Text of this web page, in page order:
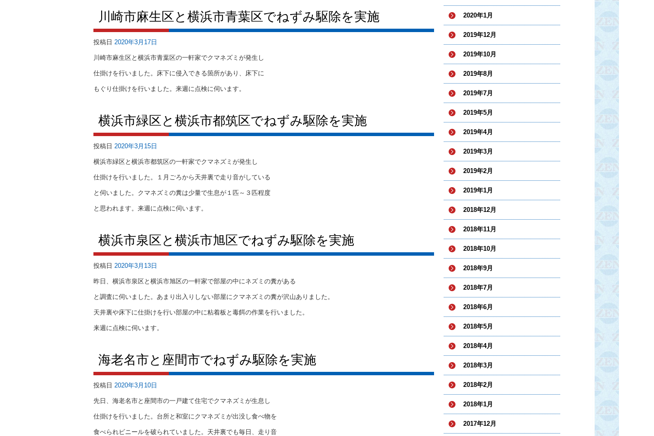
川崎市麻生区と横浜市青葉区でねずみ駆除を実施
投稿日 2020年3月17日
川崎市麻生区と横浜市青葉区の一軒家でクマネズミが発生し
仕掛けを行いました。床下に侵入できる箇所があり、床下に
もぐり仕掛けを行いました。来週に点検に伺います。
横浜市緑区と横浜市都筑区でねずみ駆除を実施
投稿日 2020年3月15日
横浜市緑区と横浜市都筑区の一軒家でクマネズミが発生し
仕掛けを行いました。１月ごろから天井裏で走り音がしている
と伺いました。クマネズミの糞は少量で生息が１匹～３匹程度
と思われます。来週に点検に伺います。
横浜市泉区と横浜市旭区でねずみ駆除を実施
投稿日 2020年3月13日
昨日、横浜市泉区と横浜市旭区の一軒家で部屋の中にネズミの糞がある
と調査に伺いました。あまり出入りしない部屋にクマネズミの糞が沢山ありました。
天井裏や床下に仕掛けを行い部屋の中に粘着板と毒餌の作業を行いました。
来週に点検に伺います。
海老名市と座間市でねずみ駆除を実施
投稿日 2020年3月10日
先日、海老名市と座間市の一戸建て住宅でクマネズミが生息し
仕掛けを行いました。台所と和室にクマネズミが出没し食べ物を
食べられビニールを破られていました。天井裏でも毎日、走り音
2020年1月
2019年12月
2019年10月
2019年8月
2019年7月
2019年5月
2019年4月
2019年3月
2019年2月
2019年1月
2018年12月
2018年11月
2018年10月
2018年9月
2018年7月
2018年6月
2018年5月
2018年4月
2018年3月
2018年2月
2018年1月
2017年12月